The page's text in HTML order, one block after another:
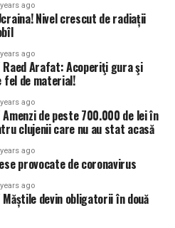
ago
Nivel crescut de radiații
ago
Arafat: Acoperiţi gura şi
fel de material!
ago
de peste 700.000 de lei în
clujenii care nu au stat acasă
ago
provocate de coronavirus
ago
devin obligatorii în două